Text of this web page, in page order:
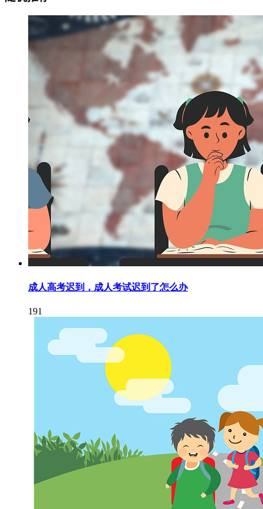
成人高考迟到，成人考试迟到了怎么办
191